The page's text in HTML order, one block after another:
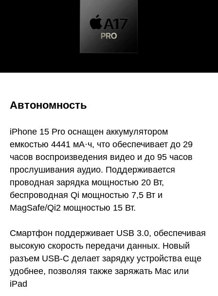
Автономность
iPhone 15 Pro оснащен аккумулятором
емкостью 4441 мА·ч, что обеспечивает до 29
часов воспроизведения видео и до 95 часов
прослушивания аудио. Поддерживается
проводная зарядка мощностью 20 Вт,
беспроводная Qi мощностью 7,5 Вт и
MagSafe/Qi2 мощностью 15 Вт.
Смартфон поддерживает USB 3.0, обеспечивая
высокую скорость передачи данных. Новый
разъем USB‑C делает зарядку устройства еще
удобнее, позволяя также заряжать Mac или
iPad